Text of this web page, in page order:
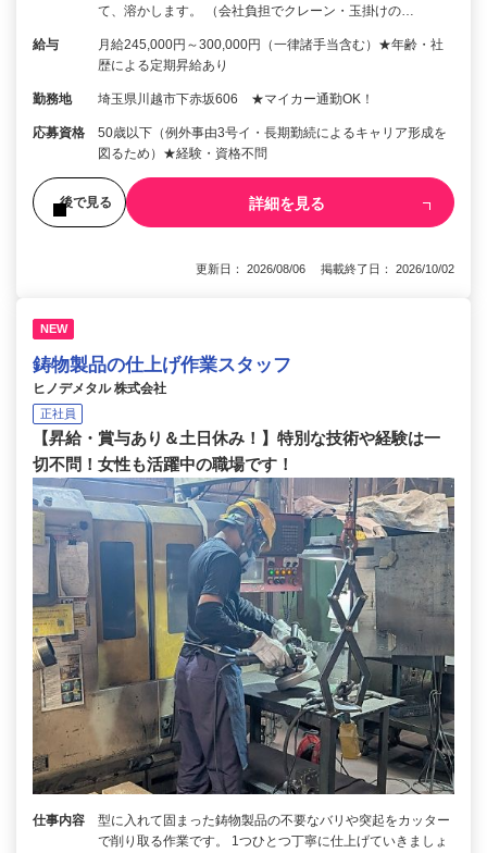
て、溶かします。 （会社負担でクレーン・玉掛けの…
給与
月給245,000円～300,000円（一律諸手当含む）★年齢・社
歴による定期昇給あり
勤務地 埼玉県川越市下赤坂606 ★マイカー通勤OK！
応募資格
50歳以下（例外事由3号イ・長期勤続によるキャリア形成を
図るため）★経験・資格不問
後で見る 詳細を見る
更新日： 2026/08/06 掲載終了日： 2026/10/02
NEW
鋳物製品の仕上げ作業スタッフ
ヒノデメタル 株式会社
正社員
【昇給・賞与あり＆土日休み！】特別な技術や経験は一
切不問！女性も活躍中の職場です！
仕事内容
型に入れて固まった鋳物製品の不要なバリや突起をカッター
で削り取る作業です。 1つひとつ丁寧に仕上げていきましょ